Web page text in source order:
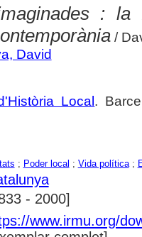
:
/
David
Local .
; Poder local ; Vida política;
- 2000]
www.irmu.org/